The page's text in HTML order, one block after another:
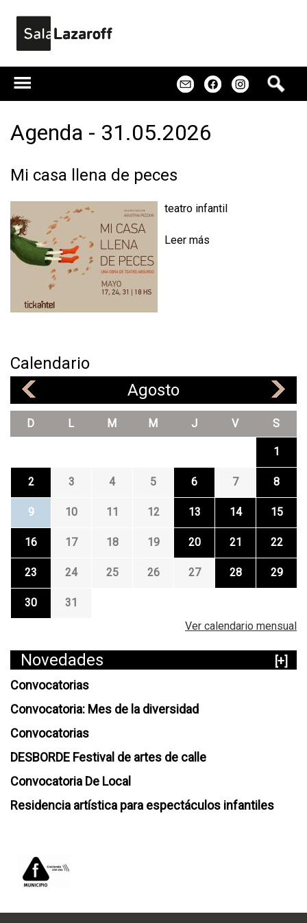
Agenda - 31.05.2026
Mi casa llena de peces
teatro infantil
Leer más
Calendario
Agosto
D L M M J V S
1
2 3 4 5 6 7 8
9 10 11 12 13 14 15
16 17 18 19 20 21 22
23 24 25 26 27 28 29
30
31
Ver calendario mensual
Novedades
[+]
Convocatorias
Convocatoria: Mes de la diversidad
Convocatorias
DESBORDE Festival de artes de calle
Convocatoria De Local
Residencia artística para espectáculos infantiles
s